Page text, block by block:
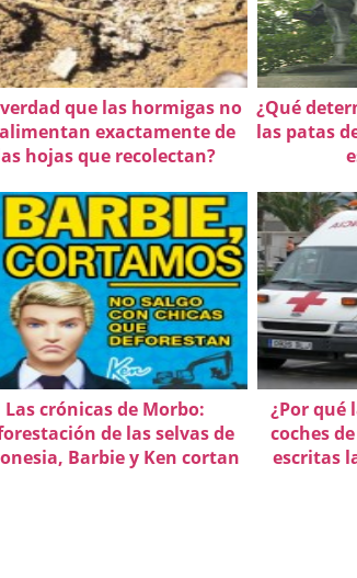
verdad que las hormigas no
exactamente de
hojas que recolectan?
¿Qué
las patas
Las crónicas de Morbo:
de las selvas de
Barbie y Ken cortan
¿Por qué
coches
escritas